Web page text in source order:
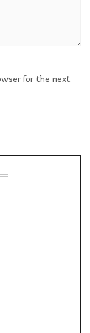
for the next